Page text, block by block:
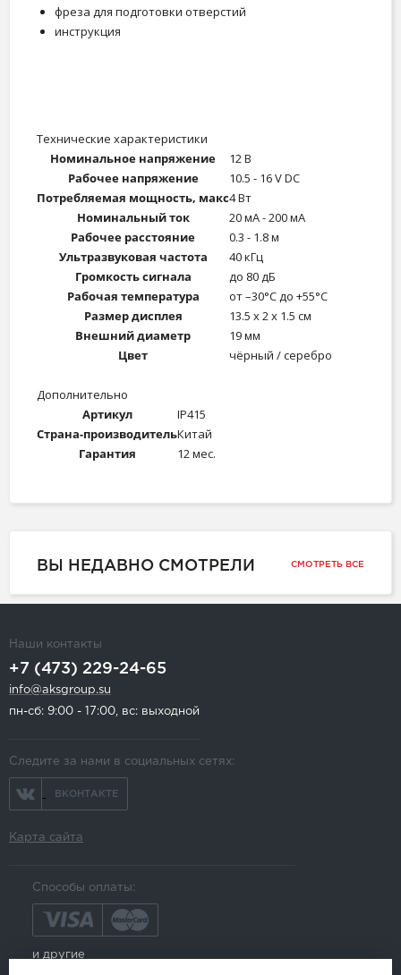
фреза для подготовки отверстий
инструкция
Технические характеристики
Номинальное напряжение
12 В
Рабочее напряжение
10.5 - 16 V DC
Потребляемая мощность, макс4 Вт
Номинальный ток
20 мА - 200 мА
Рабочее расстояние
0.3 - 1.8 м
Ультразвуковая частота
40 кГц
Громкость сигнала
до 80 дБ
Рабочая температура
от –30°С до +55°С
Размер дисплея
13.5 х 2 х 1.5 см
Внешний диаметр
19 мм
Цвет
чёрный / серебро
Дополнительно
Артикул
IP415
Страна-производительКитай
Гарантия
12 мес.
ВЫ НЕДАВНО СМОТРЕЛИ СМОТРЕТЬ ВСЕ
Наши контакты
+7 (473) 229-24-65
info@aksgroup.su
пн-сб: 9:00 - 17:00, вс: выходной
Следите за нами в социальных сетях:
ВКОНТАКТЕ
Карта сайта
Способы оплаты:
и другие